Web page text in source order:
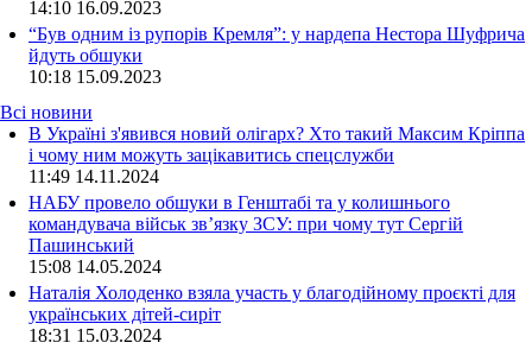
14:10 16.09.2023
“Був одним із рупорів Кремля”: у нардепа Нестора Шуфрича
йдуть обшуки
10:18 15.09.2023
Всі новини
В Україні з'явився новий олігарх? Хто такий Максим Кріппа
і чому ним можуть зацікавитись спецслужби
11:49 14.11.2024
НАБУ провело обшуки в Генштабі та у колишнього
командувача військ зв’язку ЗСУ: при чому тут Сергій
Пашинський
15:08 14.05.2024
Наталія Холоденко взяла участь у благодійному проєкті для
українських дітей-сиріт
18:31 15.03.2024